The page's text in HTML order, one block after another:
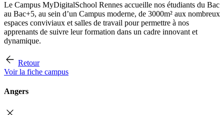
Le Campus MyDigitalSchool Rennes accueille nos étudiants du Bac
au Bac+5, au sein d’un Campus moderne, de 3000m² aux nombreux
espaces conviviaux et salles de travail pour permettre à nos
apprenants de suivre leur formation dans un cadre innovant et
dynamique.
Retour
Voir la fiche campus
Angers